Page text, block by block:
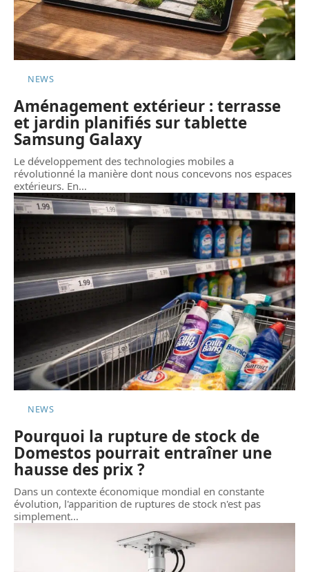
NEWS
Aménagement extérieur : terrasse
et jardin planifiés sur tablette
Samsung Galaxy
Le développement des technologies mobiles a
révolutionné la manière dont nous concevons nos espaces
extérieurs. En…
NEWS
Pourquoi la rupture de stock de
Domestos pourrait entraîner une
hausse des prix ?
Dans un contexte économique mondial en constante
évolution, l'apparition de ruptures de stock n'est pas
simplement…